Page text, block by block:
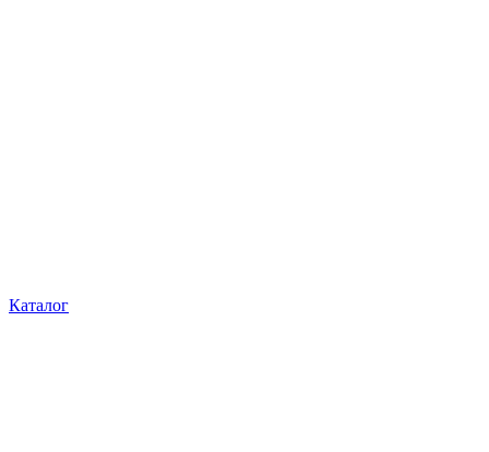
Каталог